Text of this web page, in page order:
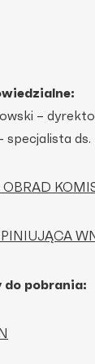
–
specjalista
OBRAD
do pobrania: